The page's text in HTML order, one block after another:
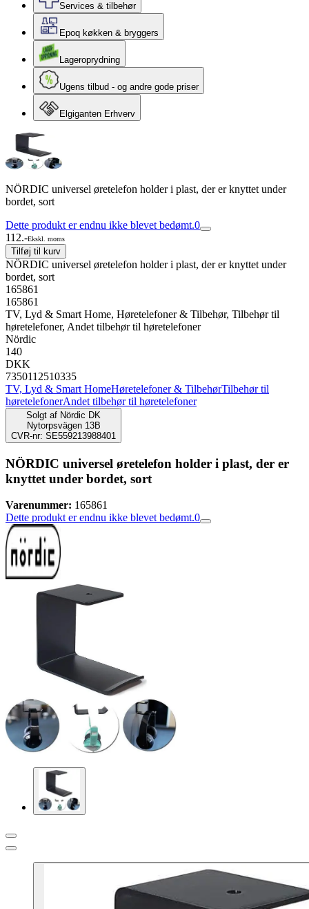
Services & tilbehør
Epoq køkken & bryggers
Lageroprydning
Ugens tilbud - og andre gode priser
Elgiganten Erhverv
NÖRDIC universel øretelefon holder i plast, der er knyttet under
bordet, sort
Dette produkt er endnu ikke blevet bedømt.0
112.-Ekskl. moms
Tilføj til kurv
NÖRDIC universel øretelefon holder i plast, der er knyttet under
bordet, sort
165861
165861
TV, Lyd & Smart Home, Høretelefoner & Tilbehør, Tilbehør til
høretelefoner, Andet tilbehør til høretelefoner
Nördic
140
DKK
7350112510335
TV, Lyd & Smart HomeHøretelefoner & TilbehørTilbehør til
høretelefonerAndet tilbehør til høretelefoner
Solgt af Nördic DK
Nytorpsvägen 13B
CVR-nr: SE559213988401
NÖRDIC universel øretelefon holder i plast, der er
knyttet under bordet, sort
Varenummer: 165861
Dette produkt er endnu ikke blevet bedømt.0